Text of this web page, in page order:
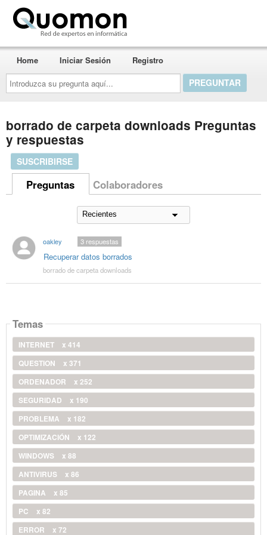
Introduzca
su
pregunta
aquí...
Home Iniciar Sesión Registro
borrado de carpeta downloads Preguntas
y respuestas
SUSCRIBIRSE
Preguntas Colaboradores
oakley
Recuperar datos borrados
3respuestas
borrado de carpeta downloads
Temas
INTERNET
x 414
QUESTION
x 371
ORDENADOR
x 252
SEGURIDAD
x 190
PROBLEMA
x 182
OPTIMIZACIÓN
x 122
WINDOWS
x 88
ANTIVIRUS
x 86
PAGINA
x 85
PC
x 82
ERROR
x 72